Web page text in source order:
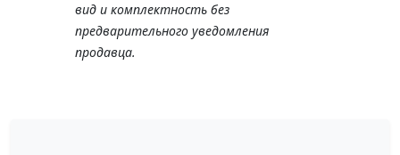
вид и комплектность без
предварительного уведомления
продавца.